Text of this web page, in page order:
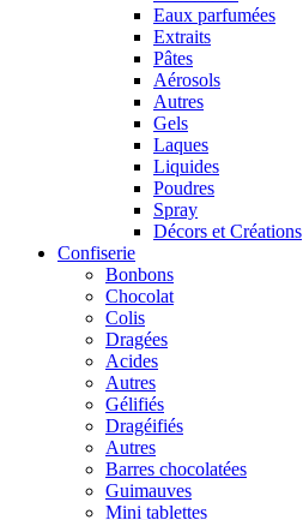
Eaux parfumées
Extraits
Pâtes
Aérosols
Autres
Gels
Laques
Liquides
Poudres
Spray
Décors et Créations
Confiserie
Bonbons
Chocolat
Colis
Dragées
Acides
Autres
Gélifiés
Dragéifiés
Autres
Barres chocolatées
Guimauves
Mini tablettes